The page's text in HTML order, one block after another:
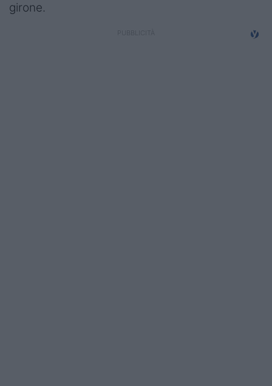
girone.